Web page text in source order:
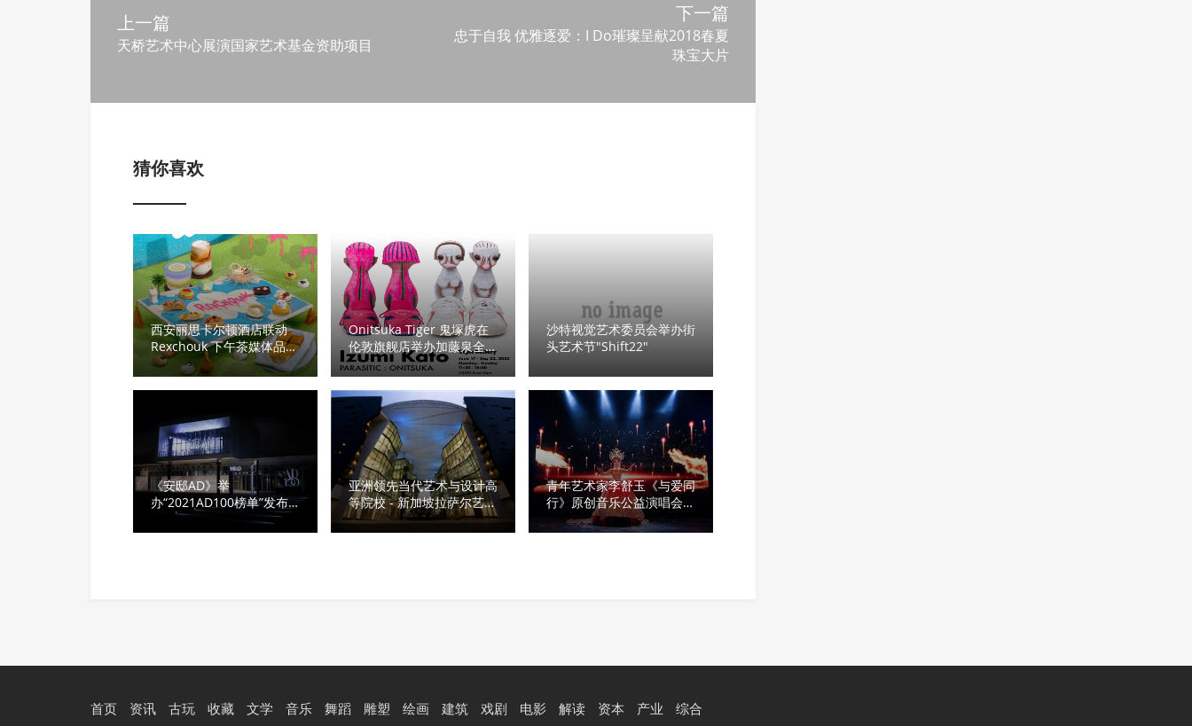
上一篇
天桥艺术中心展演国家艺术基金资助项目
下一篇
忠于自我 优雅逐爱：I Do璀璨呈献2018春夏
珠宝大片
猜你喜欢
西安丽思卡尔顿酒店联动
Rexchouk 下午茶媒体品鉴
圆满举办
Onitsuka Tiger 鬼塚虎在
伦敦旗舰店举办加藤泉全新
个展
沙特视觉艺术委员会举办街
头艺术节"Shift22"
《安邸AD》举
办“2021AD100榜单”发布
暨创刊十周年活动
亚洲领先当代艺术与设计高
等院校 - 新加坡拉萨尔艺术
学院
青年艺术家李舒玉《与爱同
行》原创音乐公益演唱会在
沪成功举办
首页 资讯 古玩 收藏 文学 音乐 舞蹈 雕塑 绘画 建筑 戏剧 电影 解读 资本 产业 综合